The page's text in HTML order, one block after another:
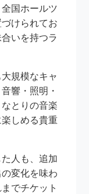
国ホールツ
けられてお
いを持つラ
規模なキャ
響・照明・
とりの音楽
しめる貴重
人も、追加
変化を味わ
でチケット